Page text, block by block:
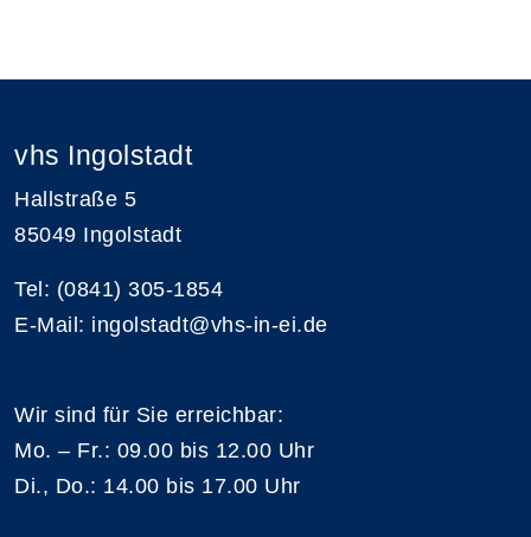
vhs Ingolstadt
Hallstraße 5
85049 Ingolstadt
Tel: (0841) 305-1854
E-Mail: ingolstadt@vhs-in-ei.de
Wir sind für Sie erreichbar:
Mo. – Fr.: 09.00 bis 12.00 Uhr
Di., Do.: 14.00 bis 17.00 Uhr